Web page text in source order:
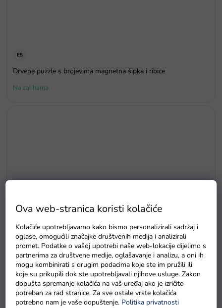
Ova web-stranica koristi kolačiće
Kolačiće upotrebljavamo kako bismo personalizirali sadržaj i
oglase, omogućili značajke društvenih medija i analizirali
promet. Podatke o vašoj upotrebi naše web-lokacije dijelimo s
partnerima za društvene medije, oglašavanje i analizu, a oni ih
mogu kombinirati s drugim podacima koje ste im pružili ili
koje su prikupili dok ste upotrebljavali njihove usluge. Zakon
dopušta spremanje kolačića na vaš uređaj ako je izričito
potreban za rad stranice. Za sve ostale vrste kolačića
potrebno nam je vaše dopuštenje. Politika privatnosti
E5
Drvene puzzle s brojevima magnetna šipka i ribice
Na zalihama
Baterie GP Greencell R6 typ AA 4 ks
Na zalihama